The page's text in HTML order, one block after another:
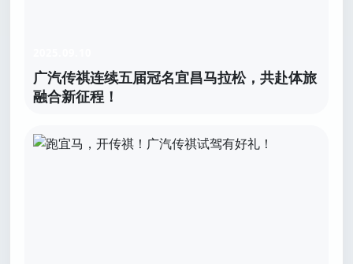
广汽传祺连续五届冠名宜昌马拉松，共赴体旅
融合新征程！